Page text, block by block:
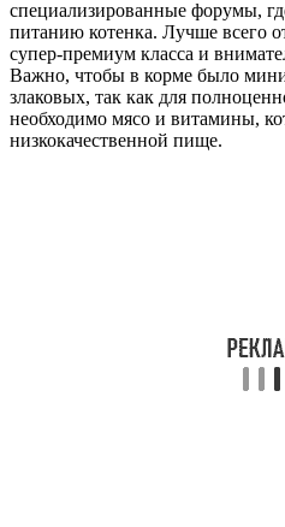
специализированные форумы,
питанию котенка. Лучше всего
супер-премиум класса и
Важно, чтобы в корме было
злаковых, так как для
необходимо мясо и витамины,
низкокачественной пище.